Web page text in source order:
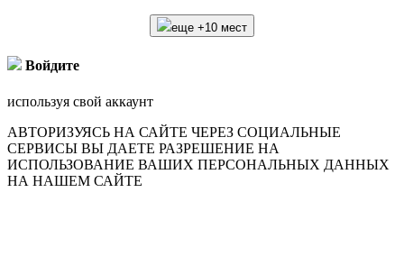
еще +10 мест
Войдите
используя свой аккаунт
АВТОРИЗУЯСЬ НА САЙТЕ ЧЕРЕЗ СОЦИАЛЬНЫЕ
СЕРВИСЫ ВЫ ДАЕТЕ РАЗРЕШЕНИЕ НА
ИСПОЛЬЗОВАНИЕ ВАШИХ ПЕРСОНАЛЬНЫХ ДАННЫХ
НА НАШЕМ САЙТЕ